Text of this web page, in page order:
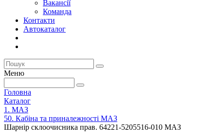
Вакансії
Команда
Контакти
Автокаталог
Меню
Головна
Каталог
1. МАЗ
50. Кабіна та приналежності МАЗ
Шарнір склоочисника прав. 64221-5205516-010 МАЗ